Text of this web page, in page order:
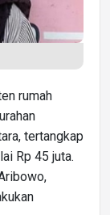
rumah
tertangkap
Rp 45 juta.